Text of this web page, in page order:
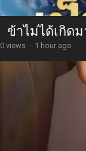
ข้าไม่ได้เกิด
0 views · 1 hour ago